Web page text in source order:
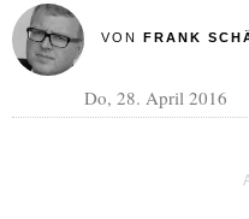
VON FRANK
Do, 28. April 2016